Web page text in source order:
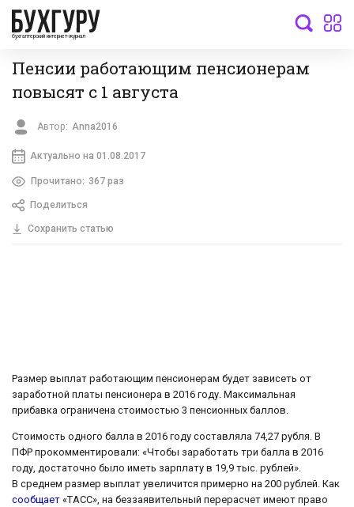
бухгалтерский интернет-журнал
Пенсии работающим пенсионерам
повысят с 1 августа
Автор: Anna2016
Актуально на 01.08.2017
Прочитано: 367 раз
Поделиться
Сохранить статью
Размер выплат работающим пенсионерам будет зависеть от
заработной платы пенсионера в 2016 году. Максимальная
прибавка ограничена стоимостью 3 пенсионных баллов.
Стоимость одного балла в 2016 году составляла 74,27 рубля. В
ПФР прокомментировали: «Чтобы заработать три балла в 2016
году, достаточно было иметь зарплату в 19,9 тыс. рублей».
В среднем размер выплат увеличится примерно на 200 рублей. Как
сообщает «ТАСС», на беззаявительный перерасчет имеют право